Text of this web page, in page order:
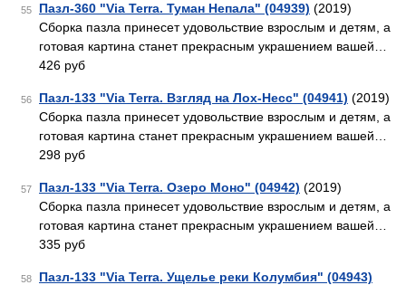
55 Пазл-360 "Via Terra. Туман Непала" (04939) (2019)
Сборка пазла принесет удовольствие взрослым и детям, а
готовая картина станет прекрасным украшением вашей…
426 руб
56 Пазл-133 "Via Terra. Взгляд на Лох-Несс" (04941) (2019)
Сборка пазла принесет удовольствие взрослым и детям, а
готовая картина станет прекрасным украшением вашей…
298 руб
57 Пазл-133 "Via Terra. Озеро Моно" (04942) (2019)
Сборка пазла принесет удовольствие взрослым и детям, а
готовая картина станет прекрасным украшением вашей…
335 руб
58
Пазл-133 "Via Terra. Ущелье реки Колумбия" (04943)